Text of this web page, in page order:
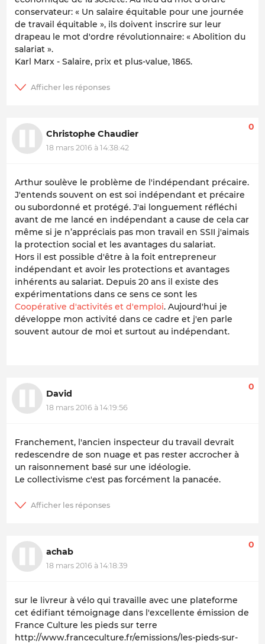
conservateur: « Un salaire équitable pour une journée
de travail équitable », ils doivent inscrire sur leur
drapeau le mot d'ordre révolutionnaire: « Abolition du
salariat ».
Karl Marx - Salaire, prix et plus-value, 1865.
Christophe Chaudier
18 mars 2016 à 14:38:42
0
Arthur soulève le problème de l'indépendant précaire.
J'entends souvent on est soi indépendant et précaire
ou subordonné et protégé. J'ai longuement réfléchi
avant de me lancé en indépendant a cause de cela car
même si je n’appréciais pas mon travail en SSII j'aimais
la protection social et les avantages du salariat.
Hors il est possible d'être à la foit entrepreneur
indépendant et avoir les protections et avantages
inhérents au salariat. Depuis 20 ans il existe des
expérimentations dans ce sens ce sont les
Coopérative d'activités et d'emploi. Aujourd'hui je
développe mon activité dans ce cadre et j'en parle
souvent autour de moi et surtout au indépendant.
David
18 mars 2016 à 14:19:56
0
Franchement, l'ancien inspecteur du travail devrait
redescendre de son nuage et pas rester accrocher à
un raisonnement basé sur une idéologie.
Le collectivisme c'est pas forcément la panacée.
achab
18 mars 2016 à 14:18:39
0
sur le livreur à vélo qui travaille avec une plateforme
cet édifiant témoignage dans l'excellente émission de
France Culture les pieds sur terre
http://www.franceculture.fr/emissions/les-pieds-sur-